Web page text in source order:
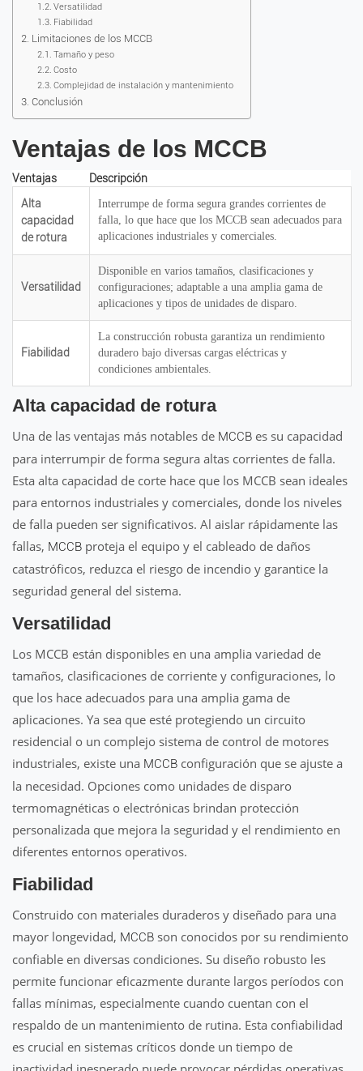
Versatilidad
Fiabilidad
Limitaciones de los MCCB
Tamaño y peso
Costo
Complejidad de instalación y mantenimiento
Conclusión
Ventajas de los MCCB
Ventajas
Descripción
Alta
capacidad
de rotura
Interrumpe de forma segura grandes corrientes de
falla, lo que hace que los MCCB sean adecuados para
aplicaciones industriales y comerciales.
Versatilidad
Disponible en varios tamaños, clasificaciones y
configuraciones; adaptable a una amplia gama de
aplicaciones y tipos de unidades de disparo.
Fiabilidad
La construcción robusta garantiza un rendimiento
duradero bajo diversas cargas eléctricas y
condiciones ambientales.
Alta capacidad de rotura
Una de las ventajas más notables de MCCB es su capacidad
para interrumpir de forma segura altas corrientes de falla.
Esta alta capacidad de corte hace que los MCCB sean ideales
para entornos industriales y comerciales, donde los niveles
de falla pueden ser significativos. Al aislar rápidamente las
fallas, MCCB proteja el equipo y el cableado de daños
catastróficos, reduzca el riesgo de incendio y garantice la
seguridad general del sistema.
Versatilidad
Los MCCB están disponibles en una amplia variedad de
tamaños, clasificaciones de corriente y configuraciones, lo
que los hace adecuados para una amplia gama de
aplicaciones. Ya sea que esté protegiendo un circuito
residencial o un complejo sistema de control de motores
industriales, existe una MCCB configuración que se ajuste a
la necesidad. Opciones como unidades de disparo
termomagnéticas o electrónicas brindan protección
personalizada que mejora la seguridad y el rendimiento en
diferentes entornos operativos.
Fiabilidad
Construido con materiales duraderos y diseñado para una
mayor longevidad, MCCB son conocidos por su rendimiento
confiable en diversas condiciones. Su diseño robusto les
permite funcionar eficazmente durante largos períodos con
fallas mínimas, especialmente cuando cuentan con el
respaldo de un mantenimiento de rutina. Esta confiabilidad
es crucial en sistemas críticos donde un tiempo de